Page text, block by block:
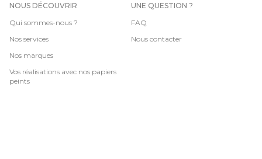
NOUS DÉCOUVRIR
Qui sommes-nous ?
Nos services
Nos marques
Vos réalisations avec nos papiers
peints
UNE QUESTION ?
FAQ
Nous contacter